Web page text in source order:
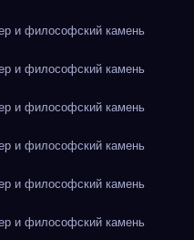
и философский камень
и философский камень
и философский камень
и философский камень
и философский камень
и философский камень